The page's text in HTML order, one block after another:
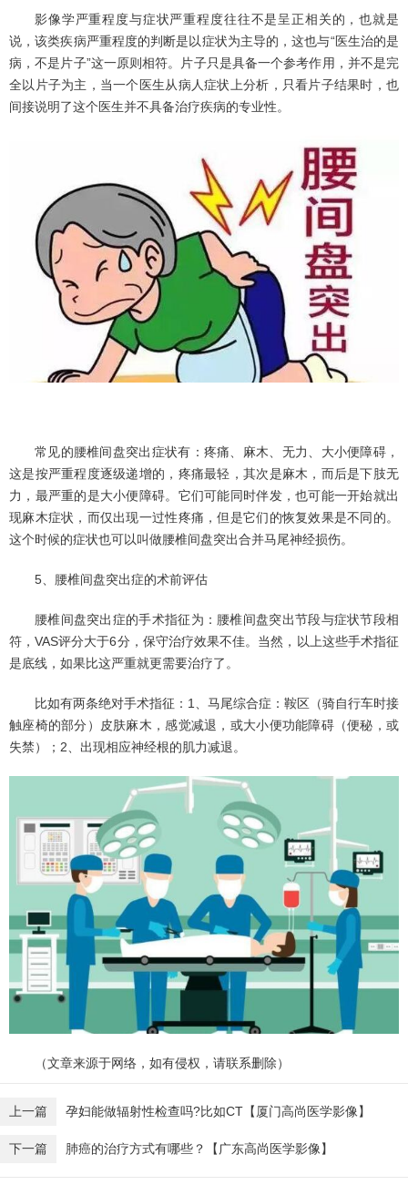
影像学严重程度与症状严重程度往往不是呈正相关的，也就是
说，该类疾病严重程度的判断是以症状为主导的，这也与“医生治的是
病，不是片子”这一原则相符。片子只是具备一个参考作用，并不是完
全以片子为主，当一个医生从病人症状上分析，只看片子结果时，也
间接说明了这个医生并不具备治疗疾病的专业性。
常见的腰椎间盘突出症状有：疼痛、麻木、无力、大小便障碍，
这是按严重程度逐级递增的，疼痛最轻，其次是麻木，而后是下肢无
力，最严重的是大小便障碍。它们可能同时伴发，也可能一开始就出
现麻木症状，而仅出现一过性疼痛，但是它们的恢复效果是不同的。
这个时候的症状也可以叫做腰椎间盘突出合并马尾神经损伤。
5、腰椎间盘突出症的术前评估
腰椎间盘突出症的手术指征为：腰椎间盘突出节段与症状节段相
符，VAS评分大于6分，保守治疗效果不佳。当然，以上这些手术指征
是底线，如果比这严重就更需要治疗了。
比如有两条绝对手术指征：1、马尾综合症：鞍区（骑自行车时接
触座椅的部分）皮肤麻木，感觉减退，或大小便功能障碍（便秘，或
失禁）；2、出现相应神经根的肌力减退。
（文章来源于网络，如有侵权，请联系删除）
上一篇 孕妇能做辐射性检查吗?比如CT【厦门高尚医学影像】
下一篇 肺癌的治疗方式有哪些？【广东高尚医学影像】